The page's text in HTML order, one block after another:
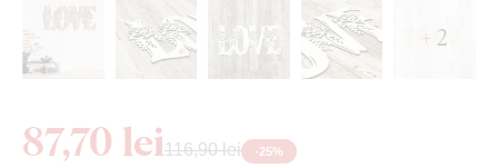
+ 2
87,70 lei116,90 lei -25%